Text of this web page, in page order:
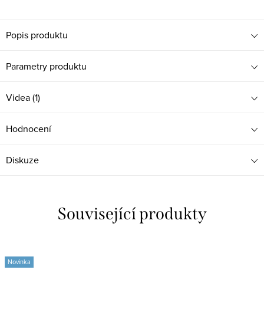
Popis produktu
Parametry produktu
Videa (1)
Hodnocení
Diskuze
Související produkty
Novinka